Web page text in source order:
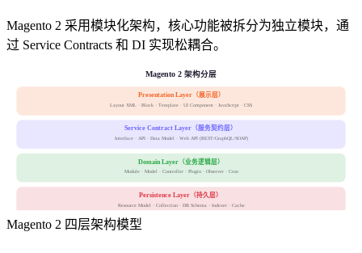
Magento 2 采用模块化架构，核心功能被拆分为独立模块，通
过 Service Contracts 和 DI 实现松耦合。
Magento 2 架构分层
Presentation Layer（展示层）
Layout XML · Block · Template · UI Component · JavaScript · CSS
Service Contract Layer（服务契约层）
Interface · API · Data Model · Web API (REST/GraphQL/SOAP)
Domain Layer（业务逻辑层）
Module · Model · Controller · Plugin · Observer · Cron
Persistence Layer（持久层）
Resource Model · Collection · DB Schema · Indexer · Cache
Magento 2 四层架构模型